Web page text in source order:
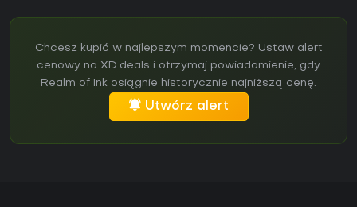
Chcesz kupić w najlepszym momencie? Ustaw alert
cenowy na XD.deals i otrzymaj powiadomienie, gdy
Realm of Ink osiągnie historycznie najniższą cenę.
Utwórz alert